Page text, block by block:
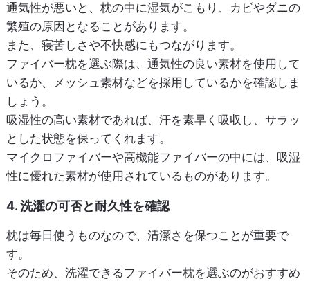
通気性が悪いと、枕の中に湿気がこもり、カビやダニの
繁殖の原因となることがあります。
また、寝苦しさや不快感にもつながります。
ファイバー枕を選ぶ際は、通気性の良い素材を使用して
いるか、メッシュ素材などを採用しているかを確認しま
しょう。
吸湿性の高い素材であれば、汗を素早く吸収し、サラッ
とした状態を保ってくれます。
マイクロファイバーや高機能ファイバーの中には、吸湿
性に優れた素材が使用されているものがあります。
4. 洗濯の可否と耐久性を確認
枕は毎日使うものなので、清潔さを保つことが重要で
す。
そのため、洗濯できるファイバー枕を選ぶのがおすすめ